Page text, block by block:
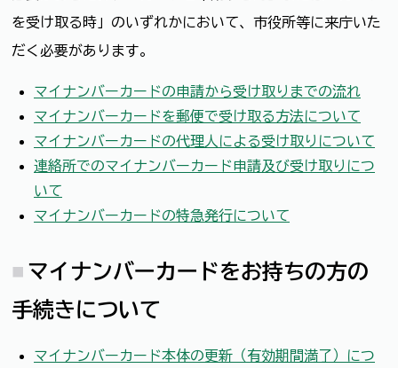
を受け取る時」のいずれかにおいて、市役所等に来庁いた
だく必要があります。
マイナンバーカードの申請から受け取りまでの流れ
マイナンバーカードを郵便で受け取る方法について
マイナンバーカードの代理人による受け取りについて
連絡所でのマイナンバーカード申請及び受け取りにつ
いて
マイナンバーカードの特急発行について
マイナンバーカードをお持ちの方の
手続きについて
マイナンバーカード本体の更新（有効期間満了）につ